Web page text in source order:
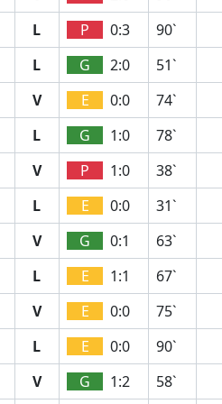
L P 0:3
90`
L G 2:0
51`
V E 0:0
74`
L G 1:0
78`
V P 1:0
38`
L E 0:0
31`
V G 0:1
63`
L E 1:1
67`
V E 0:0
75`
L E 0:0
90`
V G 1:2
58`